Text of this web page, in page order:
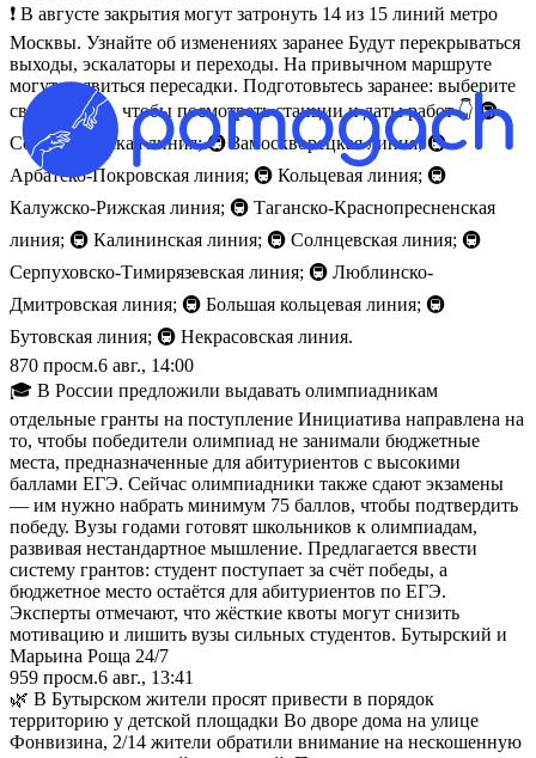
❗️ В августе закрытия могут затронуть 14 из 15 линий метро
Москвы. Узнайте об изменениях заранее Будут перекрываться
выходы, эскалаторы и переходы. На привычном маршруте
могут появиться пересадки. Подготовьтесь заранее: выберите
свою линию, чтобы посмотреть станции и даты работ 👇 🚇
Сокольническая линия; 🚇 Замоскворецкая линия; 🚇
Арбатско-Покровская линия; 🚇 Кольцевая линия; 🚇
Калужско-Рижская линия; 🚇 Таганско-Краснопресненская
линия; 🚇 Калининская линия; 🚇 Солнцевская линия; 🚇
Серпуховско-Тимирязевская линия; 🚇 Люблинско-
Дмитровская линия; 🚇 Большая кольцевая линия; 🚇
Бутовская линия; 🚇 Некрасовская линия.
870 просм.6 авг., 14:00
🎓 В России предложили выдавать олимпиадникам
отдельные гранты на поступление Инициатива направлена на
то, чтобы победители олимпиад не занимали бюджетные
места, предназначенные для абитуриентов с высокими
баллами ЕГЭ. Сейчас олимпиадники также сдают экзамены
— им нужно набрать минимум 75 баллов, чтобы подтвердить
победу. Вузы годами готовят школьников к олимпиадам,
развивая нестандартное мышление. Предлагается ввести
систему грантов: студент поступает за счёт победы, а
бюджетное место остаётся для абитуриентов по ЕГЭ.
Эксперты отмечают, что жёсткие квоты могут снизить
мотивацию и лишить вузы сильных студентов. Бутырский и
Марьина Роща 24/7
959 просм.6 авг., 13:41
🌿 В Бутырском жители просят привести в порядок
территорию у детской площадки Во дворе дома на улице
Фонвизина, 2/14 жители обратили внимание на нескошенную